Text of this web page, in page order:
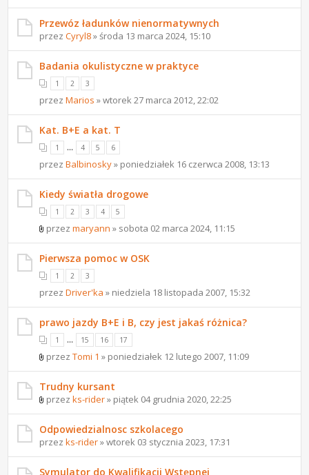
Przewóz ładunków nienormatywnych
przezCyryl8» środa 13 marca 2024, 15:10
Badania okulistyczne w praktyce
1 2 3
przezMarios » wtorek 27 marca 2012, 22:02
Kat. B+E a kat. T
1 ... 4 5 6
przezBalbinosky» poniedziałek 16 czerwca 2008, 13:13
Kiedy światła drogowe
1 2 3 4 5
przezmaryann » sobota 02 marca 2024, 11:15
Pierwsza pomoc w OSK
1 2 3
przezDriver'ka » niedziela 18 listopada 2007, 15:32
prawo jazdy B+E i B, czy jest jakaś różnica?
1 ... 15 16 17
przezTomi 1 » poniedziałek 12 lutego 2007, 11:09
Trudny kursant
przezks-rider» piątek 04 grudnia 2020, 22:25
Odpowiedzialnosc szkolacego
przezks-rider» wtorek 03 stycznia 2023, 17:31
Symulator do Kwalifikacji Wstępnej